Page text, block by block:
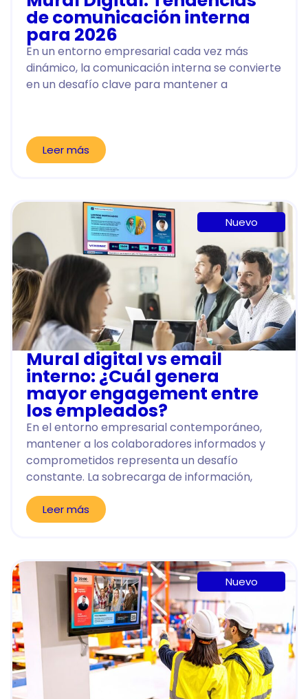
de comunicación interna
para 2026
En un entorno empresarial cada vez más
dinámico, la comunicación interna se convierte
en un desafío clave para mantener a
Leer más
Nuevo
Mural digital vs email
interno: ¿Cuál genera
mayor engagement entre
los empleados?
En el entorno empresarial contemporáneo,
mantener a los colaboradores informados y
comprometidos representa un desafío
constante. La sobrecarga de información,
Leer más
Nuevo